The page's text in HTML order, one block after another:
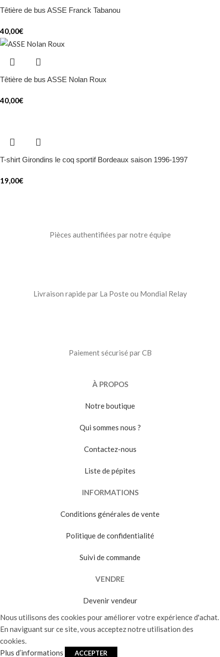
Têtière de bus ASSE Franck Tabanou
40,00€
Têtière de bus ASSE Nolan Roux
40,00€
T-shirt Girondins le coq sportif Bordeaux saison 1996-1997
19,00€
Pièces authentifiées par notre équipe
Livraison rapide par La Poste ou Mondial Relay
Paiement sécurisé par CB
À PROPOS
Notre boutique
Qui sommes nous ?
Contactez-nous
Liste de pépites
INFORMATIONS
Conditions générales de vente
Politique de confidentialité
Suivi de commande
VENDRE
Devenir vendeur
Nous utilisons des cookies pour améliorer votre expérience d'achat.
En naviguant sur ce site, vous acceptez notre utilisation des
cookies.
Plus d’informations
ACCEPTER